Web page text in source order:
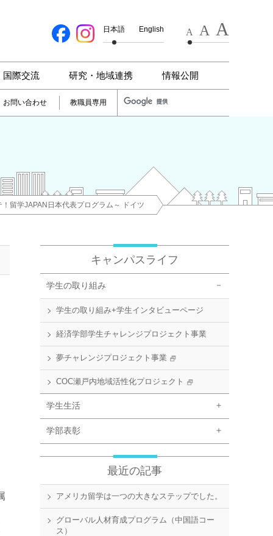
日本語 English A A A
国際交流 研究・地域連携 情報公開
お問い合わせ 教職員専用
留学JAPAN日本代表プログラム～ ドイツ
キャンパスライフ
学生の取り組み
学生の取り組み+学生インタビューページ
経済学部学生チャレンジプロジェクト事業
夢チャレンジプロジェクト事業
COC瀬戸内地域活性化プロジェクト
学生生活
学部表彰
最近の記事
アメリカ留学は一つの大きなステップでした。
グローバル人材育成プログラム（中国語コー
ス）